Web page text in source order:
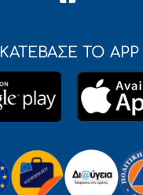
ΚΑΤΕΒΑΣΕ ΤΟ APP